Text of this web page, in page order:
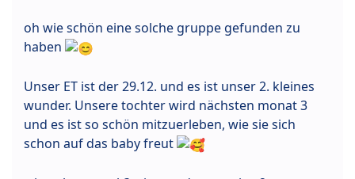
oh wie schön eine solche gruppe gefunden zu
haben
Unser ET ist der 29.12. und es ist unser 2. kleines
wunder. Unsere tochter wird nächsten monat 3
und es ist so schön mitzuerleben, wie sie sich
schon auf das baby freut